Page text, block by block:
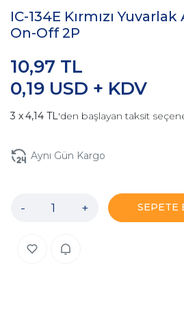
IC-134E Kırmızı
On-Off 2P
0,19 USD + KDV
10,97 TL
4,14 TL'den başlayan taksit
Aynı Gün Kargo
- + SEPETE